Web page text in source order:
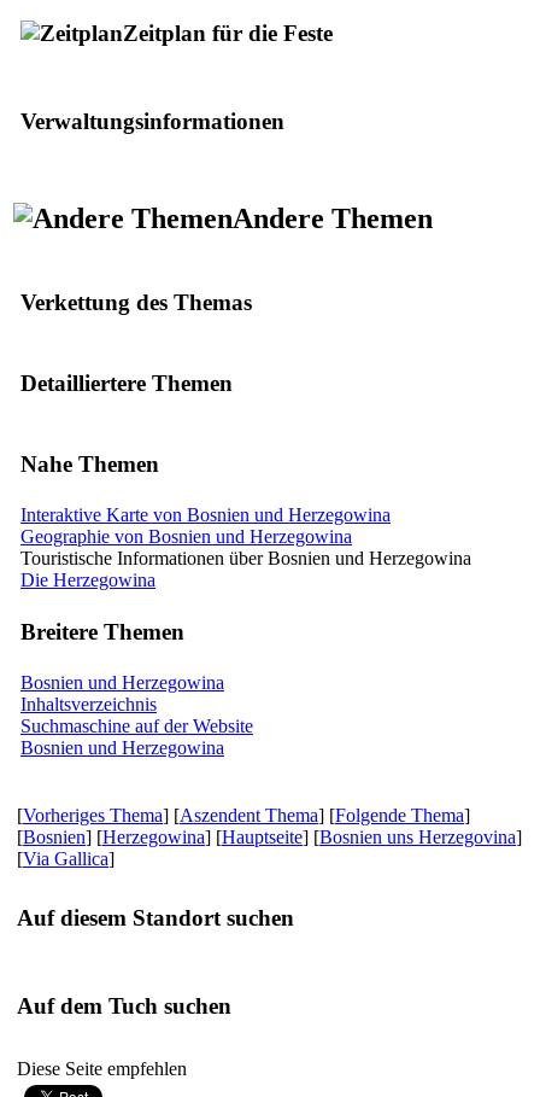
Zeitplan für die Feste
Verwaltungsinformationen
Andere Themen
Verkettung des Themas
Detailliertere Themen
Nahe Themen
Interaktive Karte von Bosnien und Herzegowina
Geographie von Bosnien und Herzegowina
Touristische Informationen über Bosnien und Herzegowina
Die Herzegowina
Breitere Themen
Bosnien und Herzegowina
Inhaltsverzeichnis
Suchmaschine auf der Website
Bosnien und Herzegowina
[Vorheriges Thema] [Aszendent Thema] [Folgende Thema]
[Bosnien] [Herzegowina] [Hauptseite] [Bosnien uns Herzegovina]
[Via Gallica]
Auf diesem Standort suchen
Auf dem Tuch suchen
Diese Seite empfehlen